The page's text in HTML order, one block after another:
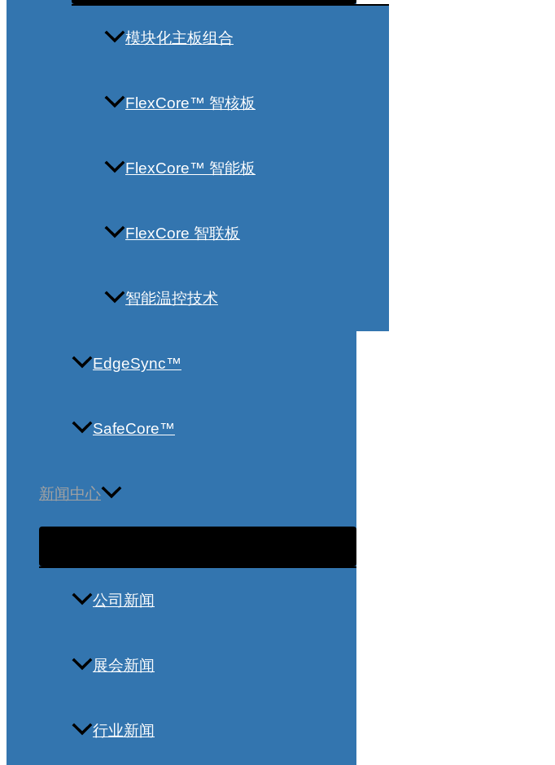
模块化主板组合
FlexCore™ 智核板
FlexCore™ 智能板
FlexCore 智联板
智能温控技术
EdgeSync™
SafeCore™
新闻中心
公司新闻
展会新闻
行业新闻